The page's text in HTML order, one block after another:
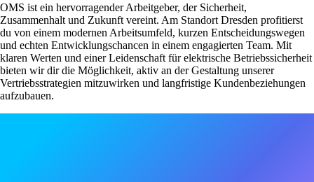
OMS ist ein hervorragender Arbeitgeber, der Sicherheit,
Zusammenhalt und Zukunft vereint. Am Standort Dresden profitierst
du von einem modernen Arbeitsumfeld, kurzen Entscheidungswegen
und echten Entwicklungschancen in einem engagierten Team. Mit
klaren Werten und einer Leidenschaft für elektrische Betriebssicherheit
bieten wir dir die Möglichkeit, aktiv an der Gestaltung unserer
Vertriebsstrategien mitzuwirken und langfristige Kundenbeziehungen
aufzubauen.